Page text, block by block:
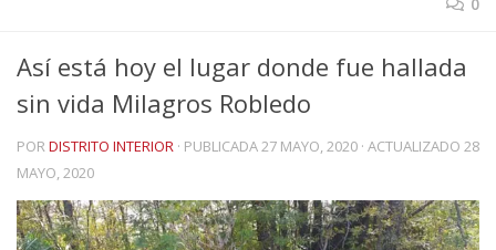
Así está hoy el lugar donde fue hallada
sin vida Milagros Robledo
PORDISTRITO INTERIOR · PUBLICADA27 MAYO, 2020 · ACTUALIZADO 28
MAYO, 2020